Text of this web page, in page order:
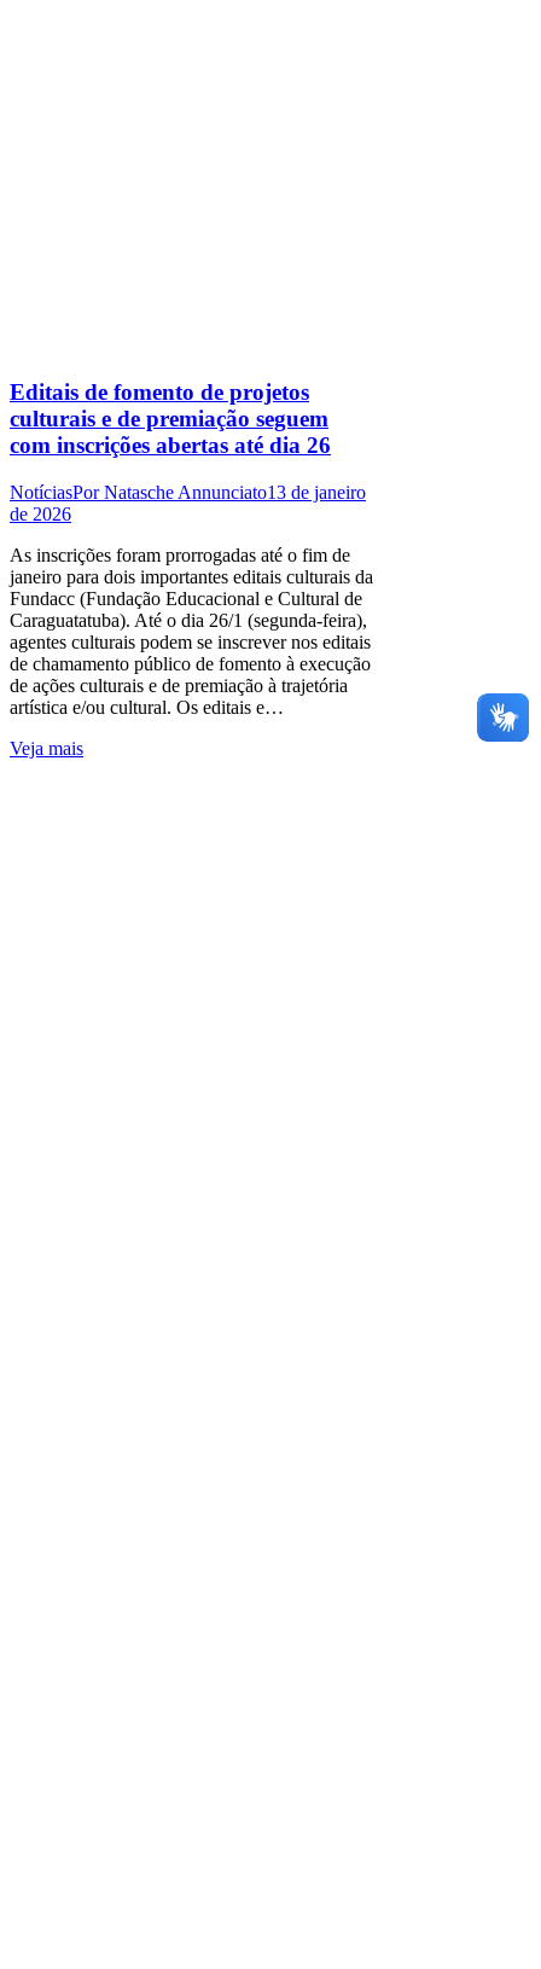
Editais de fomento de projetos
culturais e de premiação seguem
com inscrições abertas até dia 26
NotíciasPorNatasche Annunciato13 de janeiro
de 2026
As inscrições foram prorrogadas até o fim de
janeiro para dois importantes editais culturais da
Fundacc (Fundação Educacional e Cultural de
Caraguatatuba). Até o dia 26/1 (segunda-feira),
agentes culturais podem se inscrever nos editais
de chamamento público de fomento à execução
de ações culturais e de premiação à trajetória
artística e/ou cultural. Os editais e…
Veja mais